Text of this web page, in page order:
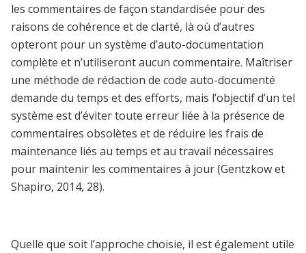
les commentaires de façon standardisée pour des
raisons de cohérence et de clarté, là où d’autres
opteront pour un système d’auto-documentation
complète et n’utiliseront aucun commentaire. Maîtriser
une méthode de rédaction de code auto-documenté
demande du temps et des efforts, mais l’objectif d’un tel
système est d’éviter toute erreur liée à la présence de
commentaires obsolètes et de réduire les frais de
maintenance liés au temps et au travail nécessaires
pour maintenir les commentaires à jour (Gentzkow et
Shapiro, 2014, 28).
Quelle que soit l’approche choisie, il est également utile